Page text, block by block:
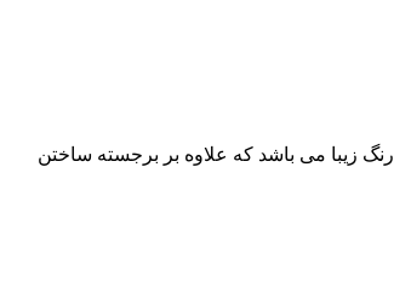
رژ گونه اینلِی دارای بافتی نرم و ابریشمی است که به راحتی توسط برس بر روی گونه ها پخش می شود و جلوه ای زیبا و طبیعی ایجاد می کند. همچنین دارای 6 رنگ زیبا می باشد که علاوه بر برجسته ساختن